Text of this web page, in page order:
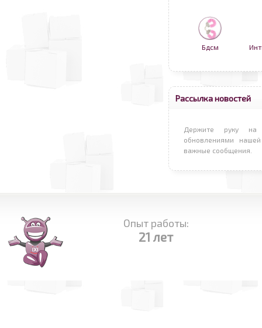
Бдсм
Рассылка новостей
Держите руку на
обновлениями
важные сообщения.
Опыт работы:
21 лет